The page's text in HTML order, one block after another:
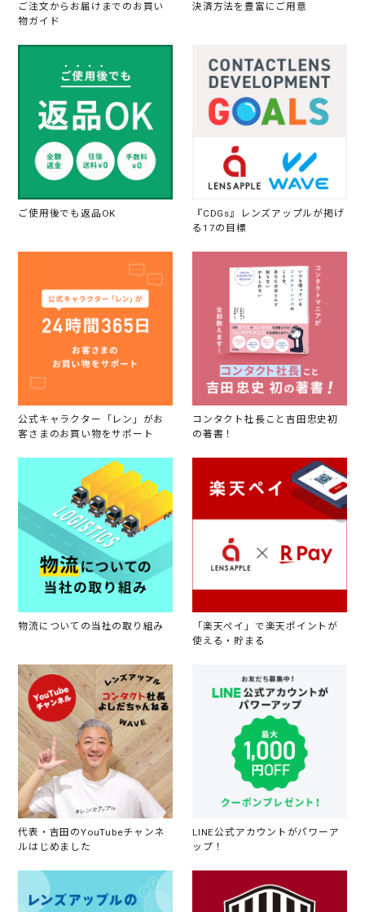
、
、
ご注文からお届けまでのお買い
物ガイド
決済方法を豊富にご用意
ご使用後でも返品OK
『CDGs』レンズアップルが掲げ
る17の目標
公式キャラクター「レン」がお
客さまのお買い物をサポート
コンタクト社長こと吉田忠史初
の著書！
物流についての当社の取り組み
「楽天ペイ」で楽天ポイントが
使える・貯まる
代表・吉田のYouTubeチャンネ
ルはじめました
LINE公式アカウントがパワーア
ップ！